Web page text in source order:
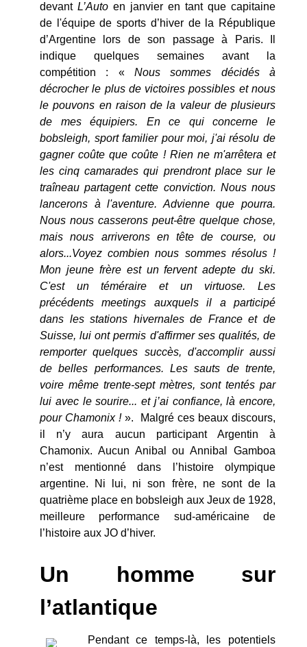
devant L’Auto en janvier en tant que capitaine
de l'équipe de sports d’hiver de la République
d’Argentine lors de son passage à Paris. Il
indique
quelques semaines avant la
compétition : «Nous sommes décidés à
décrocher le plus de victoires possibles et nous
le pouvons en raison de la valeur de plusieurs
de mes équipiers. En ce qui concerne le
bobsleigh, sport familier pour moi, j'ai résolu de
gagner coûte que coûte ! Rien ne m'arrêtera et
les cinq camarades qui prendront place sur le
traîneau partagent cette conviction. Nous nous
lancerons à l'aventure. Advienne que pourra.
Nous nous casserons peut-être quelque chose,
mais nous arriverons en tête de course, ou
alors...Voyez combien nous sommes résolus !
Mon jeune frère est un fervent adepte du ski.
C'est un téméraire et un virtuose. Les
précédents meetings auxquels il a participé
dans les stations hivernales de France et de
Suisse, lui ont permis d'affirmer ses qualités, de
remporter quelques succès, d'accomplir aussi
de belles performances. Les sauts de trente,
voire même trente-sept mètres, sont tentés par
lui avec le sourire... et j’ai confiance, là encore,
pour Chamonix !». Malgré ces beaux discours,
il n’y aura aucun participant Argentin à
Chamonix. Aucun Anibal ou Annibal Gamboa
n’est mentionné dans l’histoire olympique
argentine. Ni lui, ni son frère, ne sont de la
quatrième place en bobsleigh aux Jeux de 1928,
meilleure performance sud-américaine de
l’histoire aux JO d’hiver.
Un homme sur
l’atlantique
Pendant ce temps-là, les potentiels